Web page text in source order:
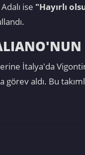
ise "Hayırlı
İtalya'da
görev aldı. Bu